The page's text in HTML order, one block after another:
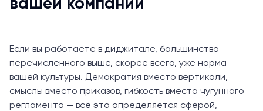
вашей компании
Если вы работаете в диджитале, большинство
перечисленного выше, скорее всего, уже норма
вашей культуры. Демократия вместо вертикали,
смыслы вместо приказов, гибкость вместо чугунного
регламента — всё это определяется сферой,